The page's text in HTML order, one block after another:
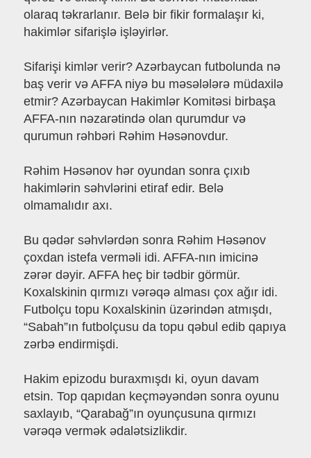
olaraq təkrarlanır. Belə bir fikir formalaşır ki,
hakimlər sifarişlə işləyirlər.
Sifarişi kimlər verir? Azərbaycan futbolunda nə
baş verir və AFFA niyə bu məsələlərə müdaxilə
etmir? Azərbaycan Hakimlər Komitəsi birbaşa
AFFA-nın nəzarətində olan qurumdur və
qurumun rəhbəri Rəhim Həsənovdur.
Rəhim Həsənov hər oyundan sonra çıxıb
hakimlərin səhvlərini etiraf edir. Belə
olmamalıdır axı.
Bu qədər səhvlərdən sonra Rəhim Həsənov
çoxdan istefa verməli idi. AFFA-nın imicinə
zərər dəyir. AFFA heç bir tədbir görmür.
Koxalskinin qırmızı vərəqə alması çox ağır idi.
Futbolçu topu Koxalskinin üzərindən atmışdı,
“Sabah”ın futbolçusu da topu qəbul edib qapıya
zərbə endirmişdi.
Hakim epizodu buraxmışdı ki, oyun davam
etsin. Top qapıdan keçməyəndən sonra oyunu
saxlayıb, “Qarabağ”ın oyunçusuna qırmızı
vərəqə vermək ədalətsizlikdir.